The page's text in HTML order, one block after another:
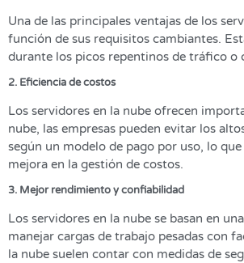
Una de las principales ventajas de los
función de sus requisitos cambiantes.
durante los picos repentinos de tráfico o
2. Eficiencia de costos
Los servidores en la nube ofrecen
nube, las empresas pueden evitar los
según un modelo de pago por uso, lo
mejora en la gestión de costos.
3. Mejor rendimiento y confiabilidad
Los servidores en la nube se basan en
manejar cargas de trabajo pesadas con
la nube suelen contar con medidas de